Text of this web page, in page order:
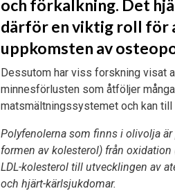
och förkalkning. Det
därför en viktig roll för
uppkomsten av
Dessutom har viss forskning visat
minnesförlusten som åtföljer
matsmältningssystemet och kan till
Polyfenolerna som finns i olivolja
formen av kolesterol) från
LDL-kolesterol till utvecklingen av
och hjärt-kärlsjukdomar.